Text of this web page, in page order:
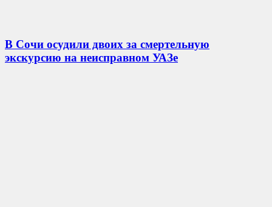
В Сочи осудили двоих за смертельную
экскурсию на неисправном УАЗе